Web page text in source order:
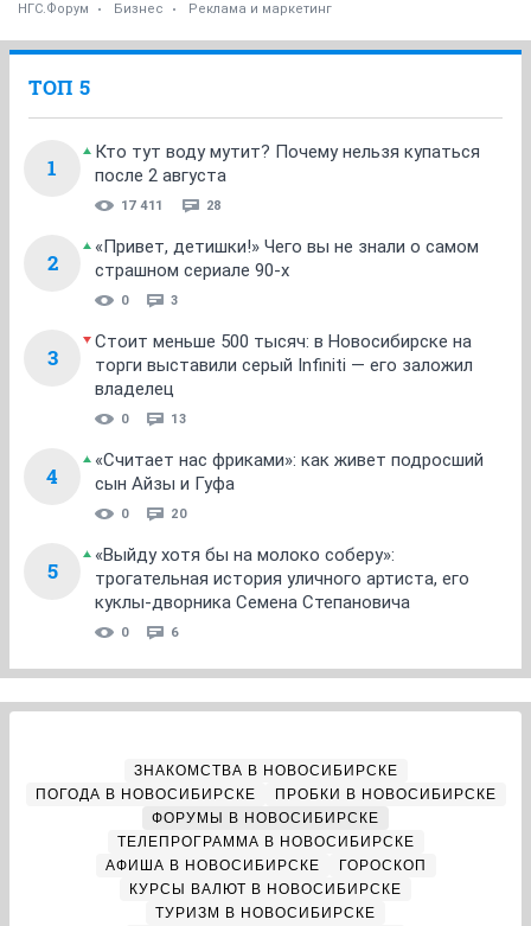
НГС.Форум Бизнес Реклама и маркетинг
ТОП 5
1
Кто тут воду мутит? Почему нельзя купаться
после 2 августа
17 411 28
2
«Привет, детишки!» Чего вы не знали о самом
страшном сериале 90-х
0 3
3
Стоит меньше 500 тысяч: в Новосибирске на
торги выставили серый Infiniti — его заложил
владелец
0 13
4
«Считает нас фриками»: как живет подросший
сын Айзы и Гуфа
0 20
5
«Выйду хотя бы на молоко соберу»:
трогательная история уличного артиста, его
куклы-дворника Семена Степановича
0 6
ЗНАКОМСТВА В НОВОСИБИРСКЕ
ПОГОДА В НОВОСИБИРСКЕ
ПРОБКИ В НОВОСИБИРСКЕ
ФОРУМЫ В НОВОСИБИРСКЕ
ТЕЛЕПРОГРАММА В НОВОСИБИРСКЕ
АФИША В НОВОСИБИРСКЕ
ГОРОСКОП
КУРСЫ ВАЛЮТ В НОВОСИБИРСКЕ
ТУРИЗМ В НОВОСИБИРСКЕ